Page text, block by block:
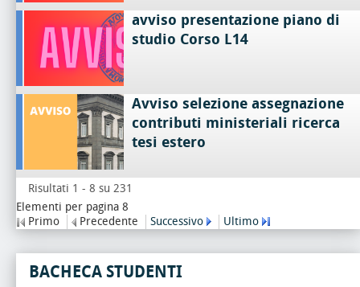
avviso presentazione piano di
studio Corso L14
Avviso selezione assegnazione
contributi ministeriali ricerca
tesi estero
Risultati 1 - 8 su 231
Elementi per pagina 8
Primo
Precedente Successivo Ultimo
BACHECA STUDENTI